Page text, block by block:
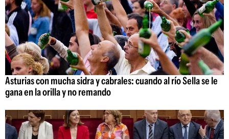
Asturias con mucha sidra y cabrales: cuando al río Sella se le
gana en la orilla y no remando